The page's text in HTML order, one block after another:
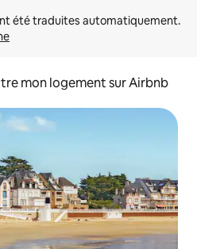
mon logement sur Airbnb